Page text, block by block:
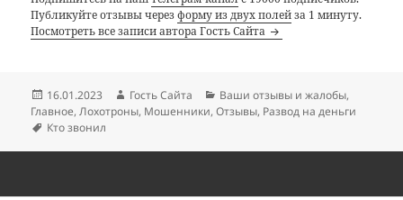
Публикуйте отзывы черезформу из двух полейза 1 минуту.
Посмотреть все записи автора Гость Сайта
Опубликовано
16.01.2023 Автор
Гость Сайта Рубрики
Ваши отзывы и жалобы,
Главное,Лохотроны, Мошенники,Отзывы, Развод на деньги
Метки
Кто звонил